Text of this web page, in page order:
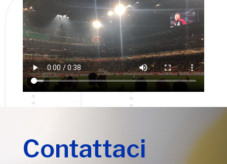
Contattaci